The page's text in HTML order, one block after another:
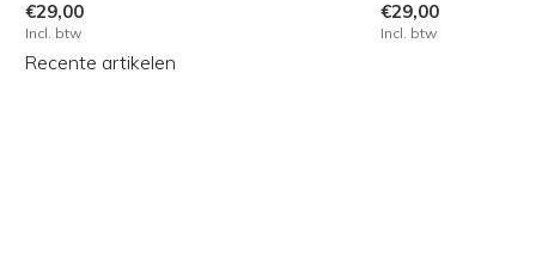
€29,00
Incl. btw
€29,00
Incl. btw
Recente artikelen